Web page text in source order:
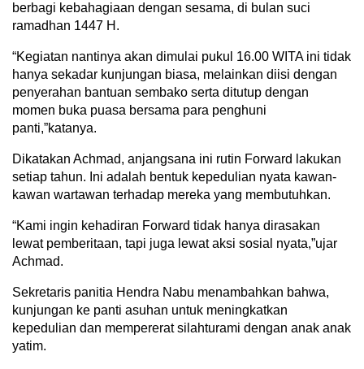
berbagi kebahagiaan dengan sesama, di bulan suci
ramadhan 1447 H.
“Kegiatan nantinya akan dimulai pukul 16.00 WITA ini tidak
hanya sekadar kunjungan biasa, melainkan diisi dengan
penyerahan bantuan sembako serta ditutup dengan
momen buka puasa bersama para penghuni
panti,”katanya.
​Dikatakan Achmad, anjangsana ini rutin Forward lakukan
setiap tahun. Ini adalah bentuk kepedulian nyata kawan-
kawan wartawan terhadap mereka yang membutuhkan.
“Kami ingin kehadiran Forward tidak hanya dirasakan
lewat pemberitaan, tapi juga lewat aksi sosial nyata,”ujar
Achmad.
​Sekretaris panitia Hendra Nabu menambahkan bahwa,
kunjungan ke panti asuhan untuk meningkatkan
kepedulian dan mempererat silahturami dengan anak anak
yatim.